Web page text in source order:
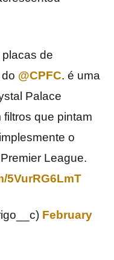
placas de
@CPFC. é uma
Palace
que pintam
o
League.
5VurRG6LmT
February